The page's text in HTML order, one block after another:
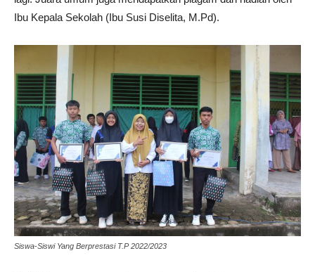
Ibu Kepala Sekolah (Ibu Susi Diselita, M.Pd).
Siswa-Siswi Yang Berprestasi T.P 2022/2023